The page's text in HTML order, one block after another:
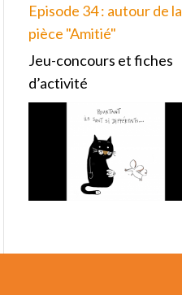
Episode 34 : autour de la
pièce "Amitié"
Jeu-concours et fiches
d’activité